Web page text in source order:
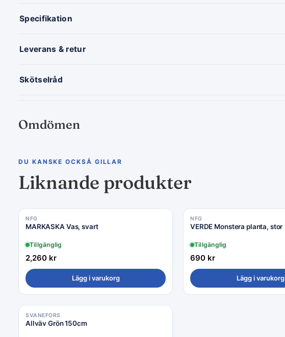
Specifikation
Leverans & retur
Skötselråd
Omdömen
DU KANSKE OCKSÅ GILLAR
Liknande produkter
NFG
MARKASKA Vas, svart
Tillgänglig
2,260 kr
Lägg i varukorg
NFG
VERDE Monstera planta, stor
Tillgänglig
690 kr
Lägg i varukorg
SVANEFORS
Allväv Grön 150cm